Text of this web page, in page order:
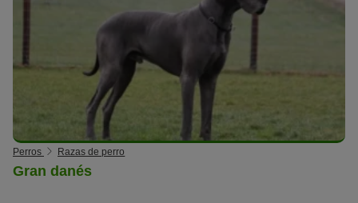
Perros Razas de perro
Gran danés